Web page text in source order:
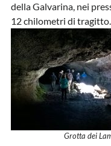
della Galvarina, nei
12 chilometri di tragitto.
Grotta dei